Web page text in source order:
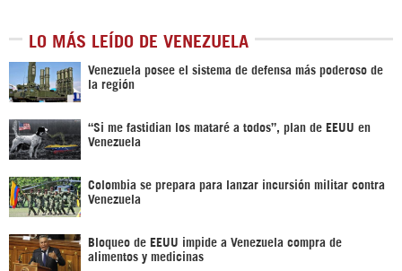
LO MÁS LEÍDO DE VENEZUELA
Venezuela posee el sistema de defensa más poderoso de
la región
“Si me fastidian los mataré a todos”, plan de EEUU en
Venezuela
Colombia se prepara para lanzar incursión militar contra
Venezuela
Bloqueo de EEUU impide a Venezuela compra de
alimentos y medicinas